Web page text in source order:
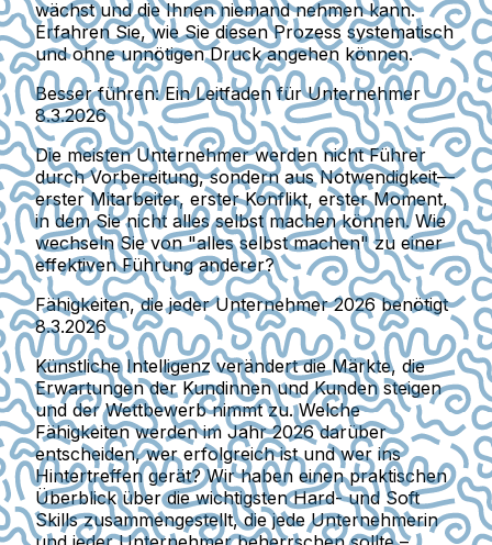
wächst und die Ihnen niemand nehmen kann.
Erfahren Sie, wie Sie diesen Prozess systematisch
und ohne unnötigen Druck angehen können.
Besser führen: Ein Leitfaden für Unternehmer
8.3.2026
Die meisten Unternehmer werden nicht Führer
durch Vorbereitung, sondern aus Notwendigkeit—
erster Mitarbeiter, erster Konflikt, erster Moment,
in dem Sie nicht alles selbst machen können. Wie
wechseln Sie von "alles selbst machen" zu einer
effektiven Führung anderer?
Fähigkeiten, die jeder Unternehmer 2026 benötigt
8.3.2026
Künstliche Intelligenz verändert die Märkte, die
Erwartungen der Kundinnen und Kunden steigen
und der Wettbewerb nimmt zu. Welche
Fähigkeiten werden im Jahr 2026 darüber
entscheiden, wer erfolgreich ist und wer ins
Hintertreffen gerät? Wir haben einen praktischen
Überblick über die wichtigsten Hard- und Soft
Skills zusammengestellt, die jede Unternehmerin